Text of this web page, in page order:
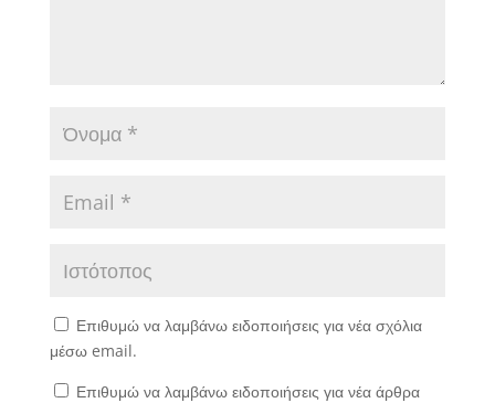
Επιθυμώ να λαμβάνω ειδοποιήσεις για νέα σχόλια
μέσω email.
Επιθυμώ να λαμβάνω ειδοποιήσεις για νέα άρθρα